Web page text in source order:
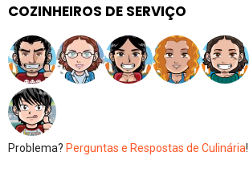
COZINHEIROS DE SERVIÇO
Problema? Perguntas e Respostas de Culinária!